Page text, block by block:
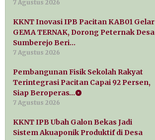
7 Agustus 2026
KKNT Inovasi IPB Pacitan KAB01 Gelar
GEMA TERNAK, Dorong Peternak Desa
Sumberejo Beri…
7 Agustus 2026
Pembangunan Fisik Sekolah Rakyat
Terintegrasi Pacitan Capai 92 Persen,
Siap Beroperas…
7 Agustus 2026
KKNT IPB Ubah Galon Bekas Jadi
Sistem Akuaponik Produktif di Desa